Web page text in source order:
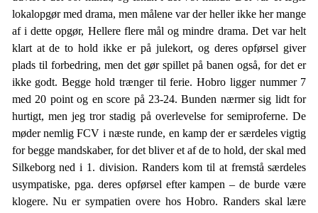
lokalopgør med drama, men målene var der heller ikke her mange
af i dette opgør, Hellere flere mål og mindre drama. Det var helt
klart at de to hold ikke er på julekort, og deres opførsel giver
plads til forbedring, men det gør spillet på banen også, for det er
ikke godt. Begge hold trænger til ferie. Hobro ligger nummer 7
med 20 point og en score på 23-24. Bunden nærmer sig lidt for
hurtigt, men jeg tror stadig på overlevelse for semiproferne. De
møder nemlig FCV i næste runde, en kamp der er særdeles vigtig
for begge mandskaber, for det bliver et af de to hold, der skal med
Silkeborg ned i 1. division. Randers kom til at fremstå særdeles
usympatiske, pga. deres opførsel efter kampen – de burde være
klogere. Nu er sympatien overe hos Hobro. Randers skal lære